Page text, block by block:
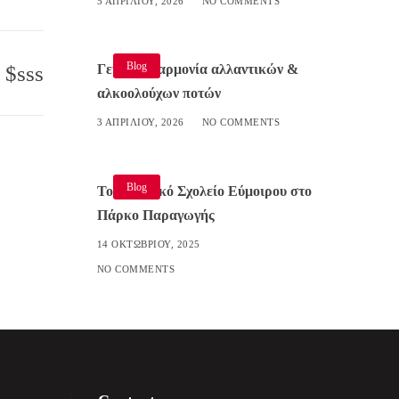
sss Blog
Γευστική αρμονία αλλαντικών &
αλκοολούχων ποτών
3 ΑΠΡΙΛΊΟΥ, 2026 NO COMMENTS
Blog
Το Δημοτικό Σχολείο Εύμοιρου στο
Πάρκο Παραγωγής
14 ΟΚΤΩΒΡΊΟΥ, 2025
NO COMMENTS